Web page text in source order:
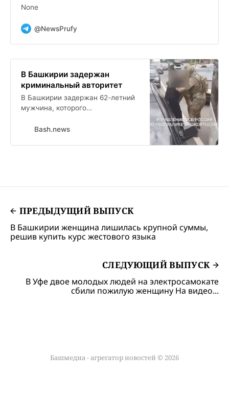
None
@NewsPrufy
В Башкирии задержан
криминальный авторитет
В Башкирии задержан 62-летний
мужчина, которого
называют смотрящим за
территории.
Bash.news
ПРЕДЫДУЩИЙ ВЫПУСК
В Башкирии женщина лишилась крупной суммы,
решив купить курс жестового языка
СЛЕДУЮЩИЙ ВЫПУСК
В Уфе двое молодых людей на электросамокате
сбили пожилую женщину На видео...
Башмедиа - агрегатор новостей © 2026